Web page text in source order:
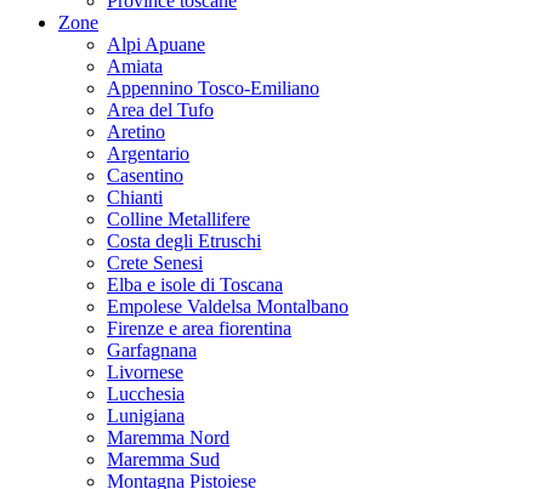
Zone
Alpi Apuane
Amiata
Appennino Tosco-Emiliano
Area del Tufo
Aretino
Argentario
Casentino
Chianti
Colline Metallifere
Costa degli Etruschi
Crete Senesi
Elba e isole di Toscana
Empolese Valdelsa Montalbano
Firenze e area fiorentina
Garfagnana
Livornese
Lucchesia
Lunigiana
Maremma Nord
Maremma Sud
Montagna Pistoiese